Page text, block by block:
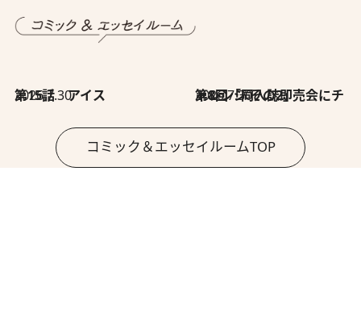
2026.7.30
第15話 アイス 2026.7.30
第8回「同人誌即売会にチャレンジ その2」
コミック＆エッセイルームTOP